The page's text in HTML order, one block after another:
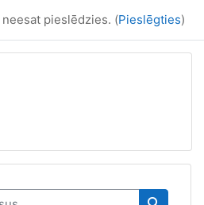
pieslēdzies. (Pieslēgties)